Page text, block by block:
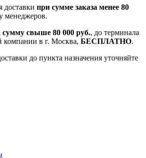
доставки при сумме заказа менее 80
менеджеров.
сумму свыше 80 000 руб., до терминала
компании в г. Москва, БЕСПЛАТНО.
до пункта назначения уточняйте